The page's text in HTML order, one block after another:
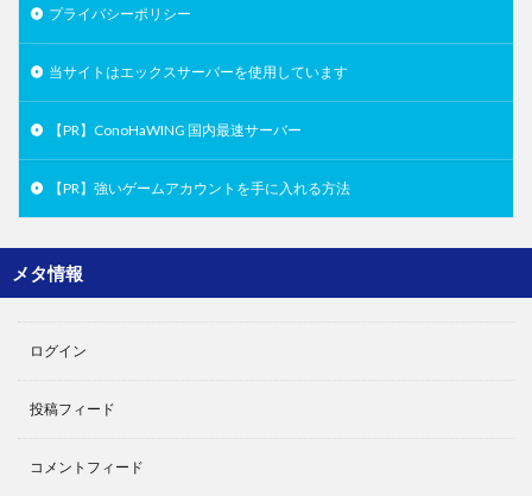
プライバシーポリシー
当サイトはエックスサーバーを使用しています
【PR】ConoHaWING 国内最速サーバー
【PR】強いゲームアカウントを手に入れる方法
メタ情報
ログイン
投稿フィード
コメントフィード